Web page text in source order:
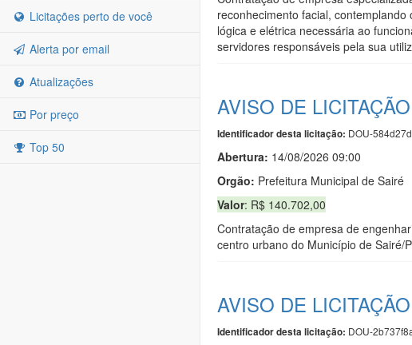
Licitações perto de você
Alerta por email
Atualizações
Por preço
Top 50
reconhecimento facial,
lógica e elétrica necessária ao
servidores responsáveis pela sua
AVISO DE LICITAÇÃO
Identificador desta licitação: DOU-
Abertura: 14/08/2026 09:00
Orgão: Prefeitura Municipal de Sairé
Valor: R$ 140.702,00
Contratação de empresa de
centro urbano do Município de Sairé/
AVISO DE LICITAÇÃO
Identificador desta licitação: DOU-